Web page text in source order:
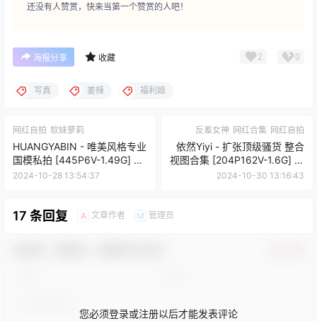
还没有人赞赏，快来当第一个赞赏的人吧！
海报分享 收藏 2 0
写真 姜辣 福利姬
网红自拍 软妹萝莉
HUANGYABIN - 唯美风格专业
国模私拍 [445P6V-1.49G] 持
续更新中 百度云
2024-10-28 13:54:37
反差女神 网红合集 网红自拍
依然Yiyi - 扩张顶级骚货 整合
视图合集 [204P162V-1.6G] 持
续更新中 百度云
2024-10-30 13:16:43
17 条回复 A 文章作者 M 管理员
您必须登录或注册以后才能发表评论